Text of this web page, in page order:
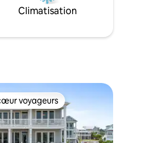
Climatisation
voyageurs les plus appréciés
voyageurs